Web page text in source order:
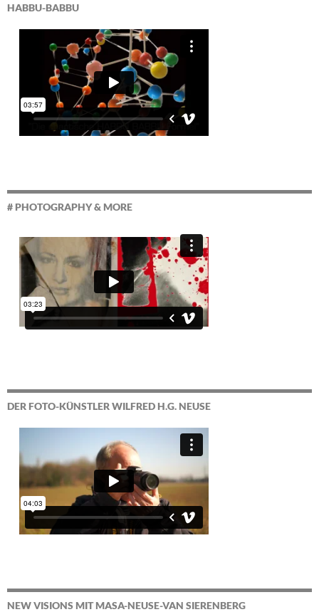
HABBU-BABBU
# PHOTOGRAPHY & MORE
DER FOTO-KÜNSTLER WILFRED H.G. NEUSE
NEW VISIONS MIT MASA-NEUSE-VAN SIERENBERG